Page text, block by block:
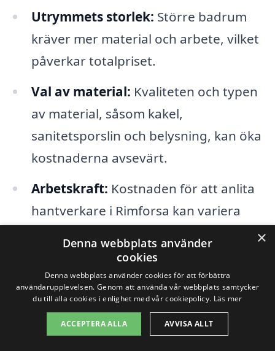
Utrymmets storlek: Större badrum
kräver mer material och arbete, vilket
påverkar totalpriset.
Val av material: Kvaliteten och typen
av material, såsom kakel,
sanitetsporslin och belysning, kan öka
kostnaderna avsevärt.
Arbetskraft: Kostnaden för att anlita
hantverkare i Rimforsa kan variera
Renoveringens omfattning:En
totalrenovering kommer att kosta mer
än en partiell renovering, där endast
×
Denna webbplats använder
cookies
Denna webbplats använder cookies för att förbättra
användarupplevelsen. Genom att använda vår webbplats samtycker
du till alla cookies i enlighet med vår cookiepolicy. Läs mer
ACCEPTERA ALLA AVVISA ALLT